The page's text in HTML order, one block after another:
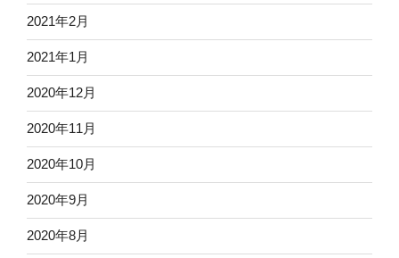
2021年2月
2021年1月
2020年12月
2020年11月
2020年10月
2020年9月
2020年8月